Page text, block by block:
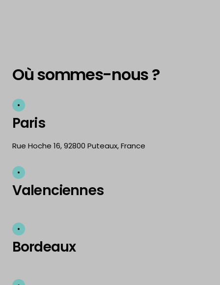
Où sommes-nous ?
Paris
Rue Hoche 16, 92800 Puteaux, France
Valenciennes
Bordeaux